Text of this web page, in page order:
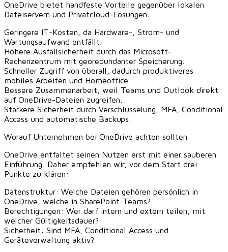
OneDrive bietet handfeste Vorteile gegenüber lokalen
Dateiservern und Privatcloud-Lösungen:
Geringere IT-Kosten, da Hardware-, Strom- und
Wartungsaufwand entfällt.
Höhere Ausfallsicherheit durch das Microsoft-
Rechenzentrum mit georedundanter Speicherung.
Schneller Zugriff von überall, dadurch produktiveres
mobiles Arbeiten und Homeoffice.
Bessere Zusammenarbeit, weil Teams und Outlook direkt
auf OneDrive-Dateien zugreifen.
Stärkere Sicherheit durch Verschlüsselung, MFA, Conditional
Access und automatische Backups.
Worauf Unternehmen bei OneDrive achten sollten
OneDrive entfaltet seinen Nutzen erst mit einer sauberen
Einführung. Daher empfehlen wir, vor dem Start drei
Punkte zu klären:
Datenstruktur: Welche Dateien gehören persönlich in
OneDrive, welche in SharePoint-Teams?
Berechtigungen: Wer darf intern und extern teilen, mit
welcher Gültigkeitsdauer?
Sicherheit: Sind MFA, Conditional Access und
Geräteverwaltung aktiv?